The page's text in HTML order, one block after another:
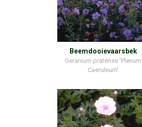
Beemdooievaarsbek
Geranium pratense 'Plenum
Caeruleum'